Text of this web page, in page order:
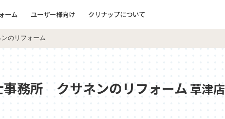
ーム ユーザー様向け クリナップについて
のリフォーム
事務所 クサネンのリフォーム草津店